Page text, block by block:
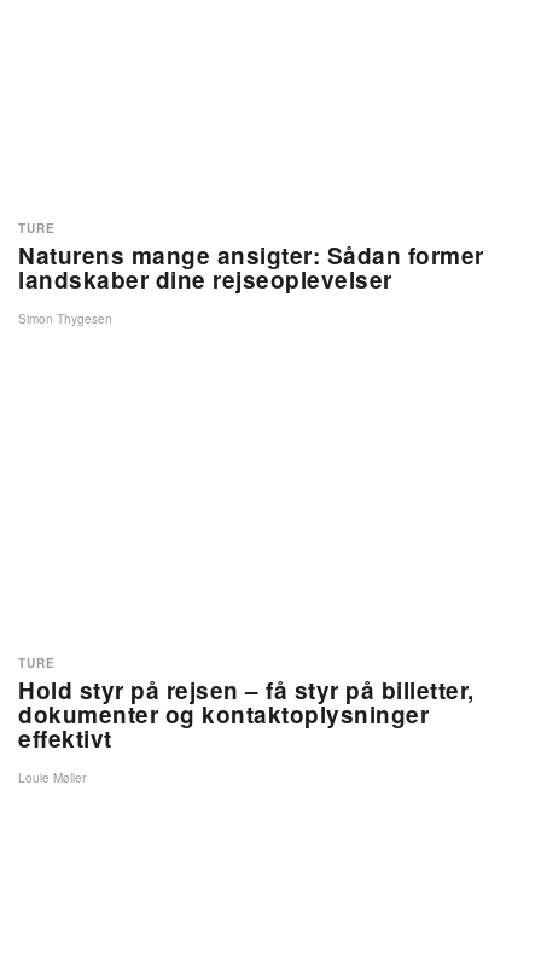
Naturens mange ansigter: Sådan former
landskaber dine rejseoplevelser
TURE
Simon Thygesen
Hold styr på rejsen – få styr på billetter,
dokumenter og kontaktoplysninger
effektivt
TURE
Louie Møller